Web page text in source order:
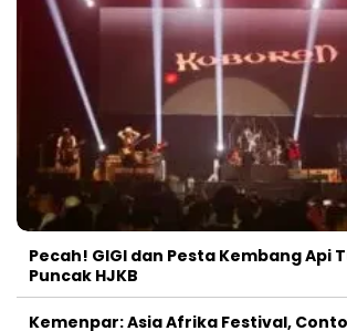
Pecah! GIGI dan Pesta Kembang Api
Puncak HJKB
Kemenpar: Asia Afrika Festival,